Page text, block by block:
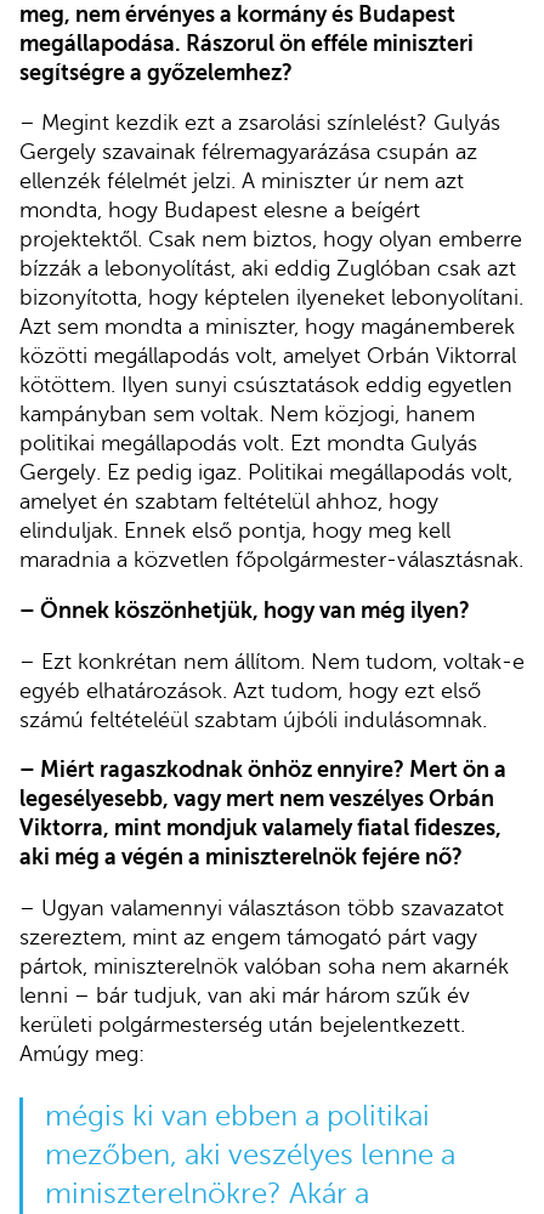
meg, nem érvényes a kormány és Budapest
megállapodása. Rászorul ön efféle miniszteri
segítségre a győzelemhez?
– Megint kezdik ezt a zsarolási színlelést? Gulyás
Gergely szavainak félremagyarázása csupán az
ellenzék félelmét jelzi. A miniszter úr nem azt
mondta, hogy Budapest elesne a beígért
projektektől. Csak nem biztos, hogy olyan emberre
bízzák a lebonyolítást, aki eddig Zuglóban csak azt
bizonyította, hogy képtelen ilyeneket lebonyolítani.
Azt sem mondta a miniszter, hogy magánemberek
közötti megállapodás volt, amelyet Orbán Viktorral
kötöttem. Ilyen sunyi csúsztatások eddig egyetlen
kampányban sem voltak. Nem közjogi, hanem
politikai megállapodás volt. Ezt mondta Gulyás
Gergely. Ez pedig igaz. Politikai megállapodás volt,
amelyet én szabtam feltételül ahhoz, hogy
elinduljak. Ennek első pontja, hogy meg kell
maradnia a közvetlen főpolgármester-választásnak.
– Önnek köszönhetjük, hogy van még ilyen?
– Ezt konkrétan nem állítom. Nem tudom, voltak-e
egyéb elhatározások. Azt tudom, hogy ezt első
számú feltételéül szabtam újbóli indulásomnak.
– Miért ragaszkodnak önhöz ennyire? Mert ön a
legesélyesebb, vagy mert nem veszélyes Orbán
Viktorra, mint mondjuk valamely fiatal fideszes,
aki még a végén a miniszterelnök fejére nő?
– Ugyan valamennyi választáson több szavazatot
szereztem, mint az engem támogató párt vagy
pártok, miniszterelnök valóban soha nem akarnék
lenni – bár tudjuk, van aki már három szűk év
kerületi polgármesterség után bejelentkezett.
Amúgy meg:
mégis ki van ebben a politikai
mezőben, aki veszélyes lenne a
miniszterelnökre? Akár a